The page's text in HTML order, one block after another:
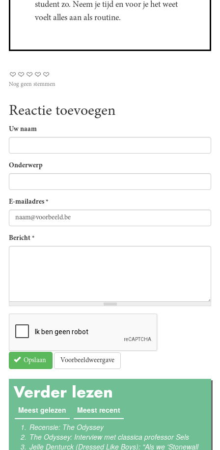
student zo. Neem je tijd en voor je het weet
voelt alles aan als routine.
Nog geen stemmen
Reactie toevoegen
Uw naam
Onderwerp
E-mailadres *
Bericht *
Opslaan Voorbeeldweergave
Verder lezen
Meest gelezen (actieve tabblad)
Meest recent
Recensie: The Odyssey
The Odyssey: Interview met classica professor Sels
Jelle Denturck (Dressed Like Boys): "Als we 'Stonewall